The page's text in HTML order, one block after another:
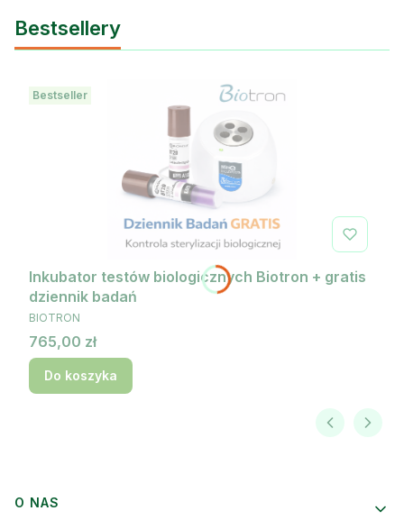
Bestsellery
Bestseller
Inkubator testów biologicznych Biotron + gratis
dziennik badań
PRODUCENT
BIOTRON
Cena
765,00 zł
Do koszyka
Linki w stopce
O NAS